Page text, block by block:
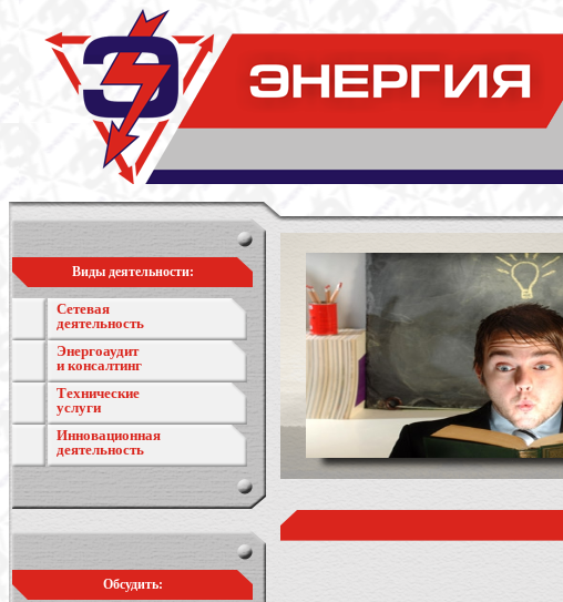
Виды деятельности:
Сетевая
деятельность
Энергоаудит
и консалтинг
Технические
услуги
Инновационная
деятельность
Обсудить: